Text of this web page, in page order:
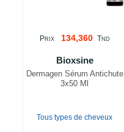
PRIX 134,360 TND
Bioxsine
Dermagen Sérum Antichute
3x50 Ml
Tous types de cheveux